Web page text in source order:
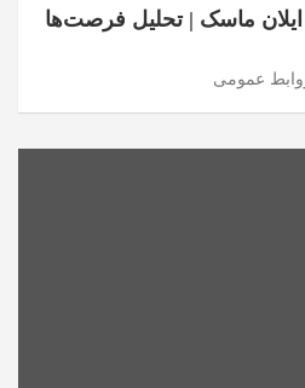
ایلان ماسک | تحلیل فرصت‌ها
عمومی